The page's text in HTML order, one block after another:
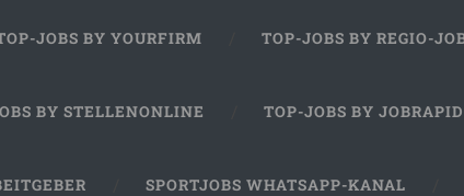
JOBS BY YOURFIRM TOP-JOBS BY REGIO-
BY STELLENONLINE TOP-JOBS BY
SPORTJOBS WHATSAPP-KANAL